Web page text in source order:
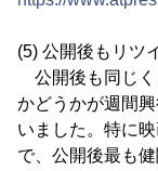
(5) 公開後もリツ
公開後も同じく
かどうかが週間
いました。特に
で、公開後最も